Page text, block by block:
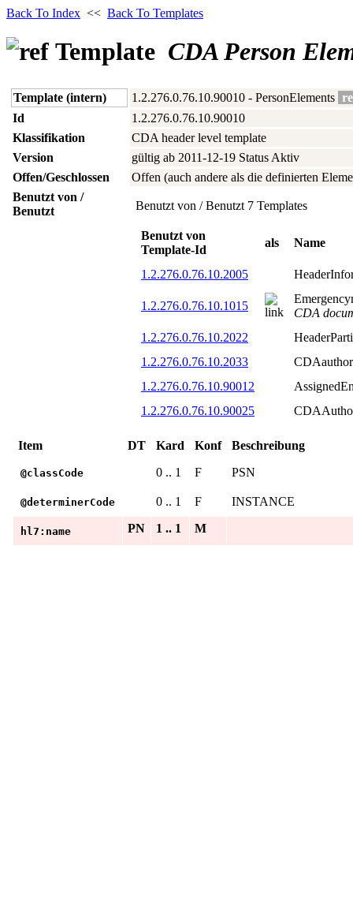
Back To Index << Back To Templates
Template CDA Person
Template (intern) 1.2.276.0.76.10.90010 - PersonElements
Id
1.2.276.0.76.10.90010
Klassifikation
CDA header level template
Version
gültig ab 2011‑12‑19 Status Aktiv
Offen/Geschlossen
Offen (auch andere als die definierten
Benutzt von /
Benutzt
Benutzt von / Benutzt 7 Templates
Benutzt von
Template-Id
als Name
1.2.276.0.76.10.2005
1.2.276.0.76.10.1015
CDA
1.2.276.0.76.10.2022
1.2.276.0.76.10.2033
1.2.276.0.76.10.90012
1.2.276.0.76.10.90025
Item DT Kard Konf Beschreibung
@classCode 0 .. 1 F PSN
@determinerCode 0 .. 1 F INSTANCE
hl7:name PN 1 .. 1 M